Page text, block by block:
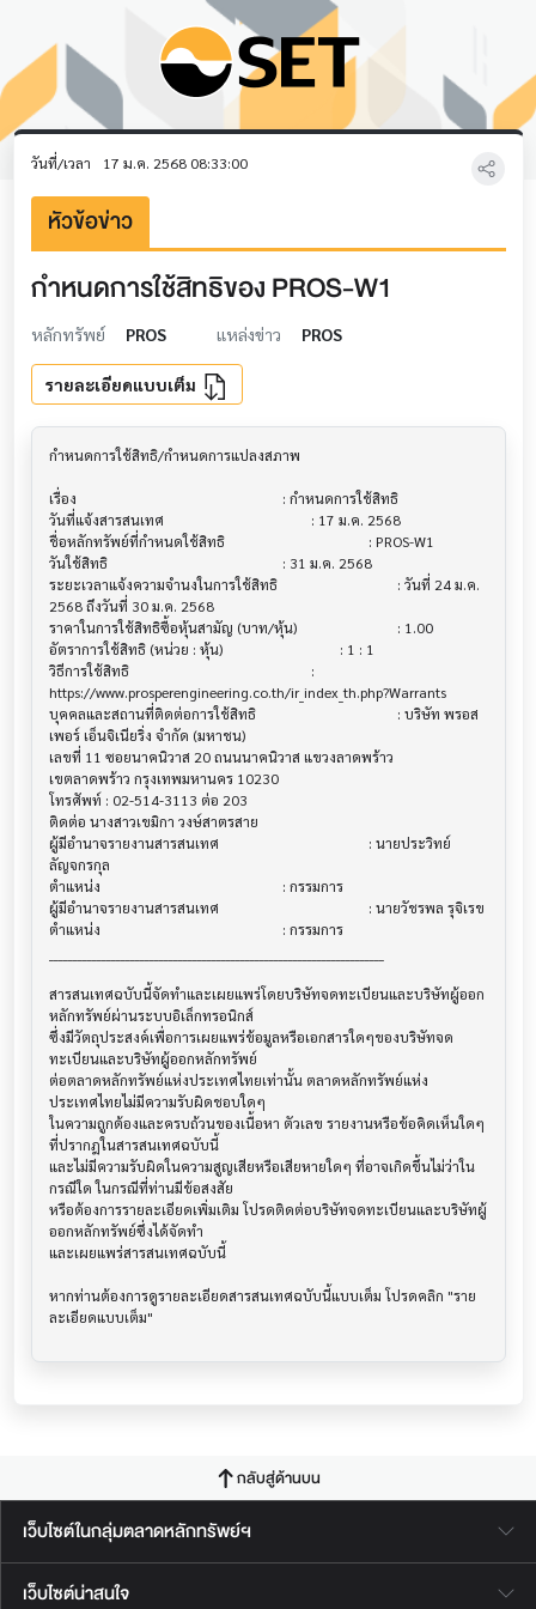
วันที่/เวลา 17 ม.ค. 2568 08:33:00
หัวข้อข่าว
กำหนดการใช้สิทธิของ PROS-W1
หลักทรัพย์ PROS แหล่งข่าว PROS
รายละเอียดแบบเต็ม
กำหนดการใช้สิทธิ/กำหนดการแปลงสภาพ
เรื่อง                                  			 : กำหนดการใช้สิทธิ
วันที่แจ้งสารสนเทศ                       			 : 17 ม.ค. 2568
ชื่อหลักทรัพย์ที่กำหนดใช้สิทธิ                			 : PROS-W1
วันใช้สิทธิ                              			 : 31 ม.ค. 2568
ระยะเวลาแจ้งความจำนงในการใช้สิทธิ         			 : วันที่ 24 ม.ค.
2568 ถึงวันที่ 30 ม.ค. 2568
ราคาในการใช้สิทธิซื้อหุ้นสามัญ (บาท/หุ้น)      			 : 1.00
อัตราการใช้สิทธิ (หน่วย : หุ้น)             			 : 1 : 1
วิธีการใช้สิทธิ                            			 :
https://www.prosperengineering.co.th/ir_index_th.php?Warrants
บุคคลและสถานที่ติดต่อการใช้สิทธิ              			 : บริษัท พรอส
เพอร์ เอ็นจิเนียริ่ง จำกัด (มหาชน)
เลขที่ 11 ซอยนาคนิวาส 20 ถนนนาคนิวาส แขวงลาดพร้าว
เขตลาดพร้าว กรุงเทพมหานคร 10230
โทรศัพท์ : 02-514-3113 ต่อ 203
ติดต่อ นางสาวเขมิกา วงษ์สาตรสาย
ผู้มีอำนาจรายงานสารสนเทศ                 			 : นายประวิทย์
ลัญจกรกุล
ตำแหน่ง                                			 : กรรมการ
ผู้มีอำนาจรายงานสารสนเทศ                 			 : นายวัชรพล รุจิเรข
ตำแหน่ง                                			 : กรรมการ
สารสนเทศฉบับนี้จัดทำและเผยแพร่โดยบริษัทจดทะเบียนและบริษัทผู้ออก
หลักทรัพย์ผ่านระบบอิเล็กทรอนิกส์
ซึ่งมีวัตถุประสงค์เพื่อการเผยแพร่ข้อมูลหรือเอกสารใดๆของบริษัทจด
ทะเบียนและบริษัทผู้ออกหลักทรัพย์
ต่อตลาดหลักทรัพย์แห่งประเทศไทยเท่านั้น ตลาดหลักทรัพย์แห่ง
ประเทศไทยไม่มีความรับผิดชอบใดๆ
ในความถูกต้องและครบถ้วนของเนื้อหา ตัวเลข รายงานหรือข้อคิดเห็นใดๆ
ที่ปรากฎในสารสนเทศฉบับนี้
และไม่มีความรับผิดในความสูญเสียหรือเสียหายใดๆ ที่อาจเกิดขึ้นไม่ว่าใน
กรณีใด ในกรณีที่ท่านมีข้อสงสัย
หรือต้องการรายละเอียดเพิ่มเติม โปรดติดต่อบริษัทจดทะเบียนและบริษัทผู้
ออกหลักทรัพย์ซึ่งได้จัดทำ
และเผยแพร่สารสนเทศฉบับนี้
หากท่านต้องการดูรายละเอียดสารสนเทศฉบับนี้แบบเต็ม โปรดคลิก "ราย
กลับสู่ด้านบน
เว็บไซต์ในกลุ่มตลาดหลักทรัพย์ฯ
เว็บไซต์น่าสนใจ